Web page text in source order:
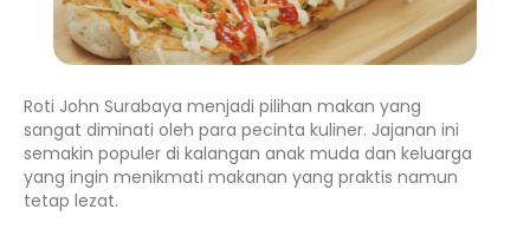
Roti John Surabaya menjadi pilihan makan yang
sangat diminati oleh para pecinta kuliner. Jajanan ini
semakin populer di kalangan anak muda dan keluarga
yang ingin menikmati makanan yang praktis namun
tetap lezat.